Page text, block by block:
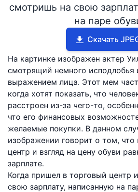
смотришь на свою
на паре
Скачать
На картинке изображен актер
смотрящий немного исподлобья
выражением лица. Этот мем
когда хотят показать, что
расстроен из-за чего-то,
что его финансовых
желаемые покупки. В данном
изображении говорит о том, что
центр и взгляд на цену обуви
зарплате.
Когда пришел в торговый центр
свою зарплату, написанную на